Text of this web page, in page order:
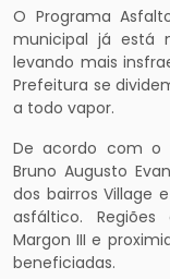
O Programa
municipal já está
levando mais
Prefeitura se
a todo vapor.
De acordo com o
Bruno Augusto
dos bairros Village
asfáltico. Regiões
Margon III e
beneficiadas.